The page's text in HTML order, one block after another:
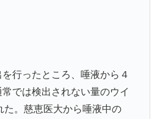
行ったところ、唾液から４
では検出されない量のウイ
た。慈恵医大から唾液中の